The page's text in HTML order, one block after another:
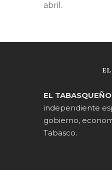
abril.
EL
EL TABASQUEÑO
independiente
gobierno,
Tabasco.